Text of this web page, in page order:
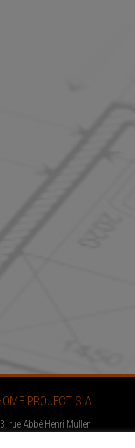
PROJECT S.A.
rue Abbé Henri Muller